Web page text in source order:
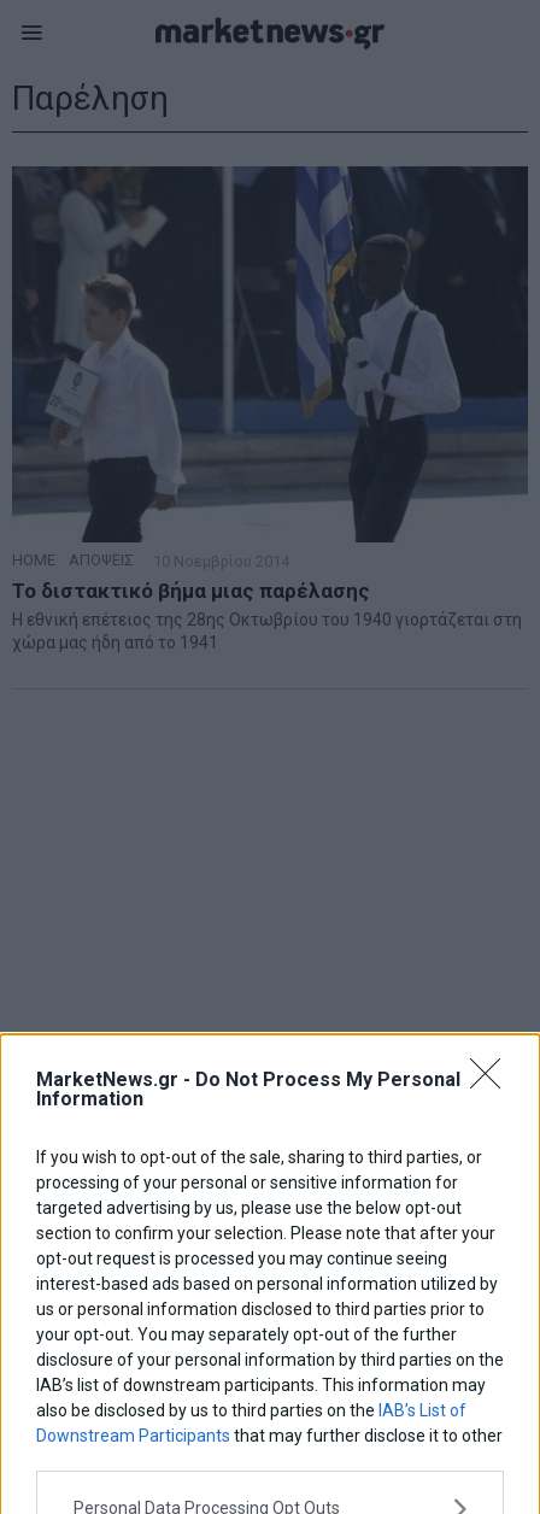
MarketNews.gr - Do Not Process My Personal
Information
If you wish to opt-out of the sale, sharing to third parties, or
processing of your personal or sensitive information for
targeted advertising by us, please use the below opt-out
section to confirm your selection. Please note that after your
opt-out request is processed you may continue seeing
interest-based ads based on personal information utilized by
us or personal information disclosed to third parties prior to
your opt-out. You may separately opt-out of the further
disclosure of your personal information by third parties on the
IAB’s list of downstream participants. This information may
also be disclosed by us to third parties on the IAB’s List of
Downstream Participants that may further disclose it to other
Personal Data Processing Opt Outs
Παρέληση
HOME ΑΠΟΨΕΙΣ 10 Νοεμβρίου 2014
Το διστακτικό βήμα μιας παρέλασης
Η εθνική επέτειος της 28ης Οκτωβρίου του 1940 γιορτάζεται στη
χώρα μας ήδη από το 1941
ΑΡΘΡΟΓΡΑΦΟΙ
Ελευθερία Κούρταλη
Οι «τιμωροί» των ομολόγων επέστρεψαν
Εύη Φραγκάκη
Η αληθινή παιδεία ξεκινά από την ψυχή…
Σταματίνα Σταματάκου
Η βία κατά των ζώων δεν αντέχει βολικές ερμηνείες